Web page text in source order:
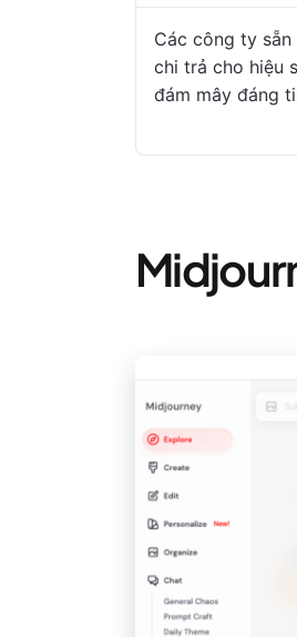
Các công ty sẵn
chi trả cho hiệu
đám mây đáng